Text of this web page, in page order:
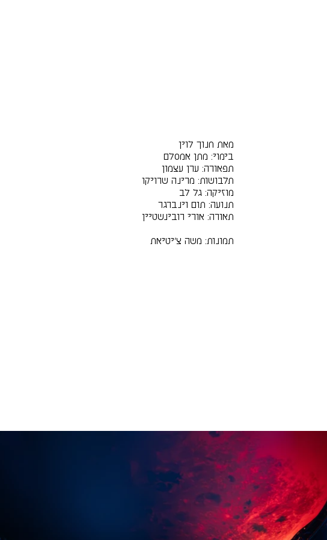
מאת חנוך לוין
בימוי: מתן אמסלם
תפאורה: ערן עצמון
תלבושות: מרינה שרויקו
מוזיקה: גל לב
תנועה: תום וינברגר
תאורה: אורי רובינשטיין
תמונות: משה צ'יטיאת